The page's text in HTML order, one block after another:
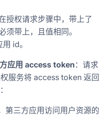
授权请求步骤中，带上了
带上，且值相同。
id。
应用 access token ：请求
服务将 access token 返回
第三方应用访问用户资源的